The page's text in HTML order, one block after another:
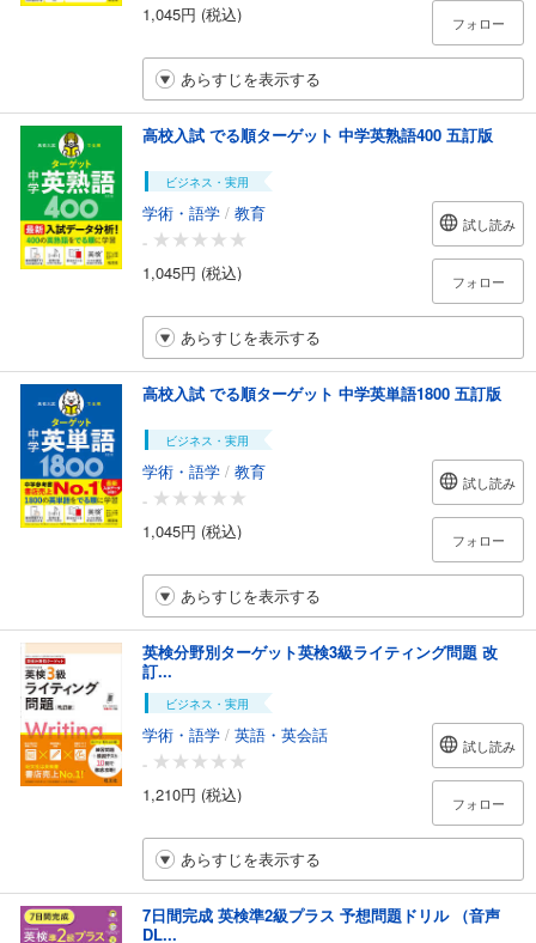
1,045円 (税込)
フォロー
あらすじを表示する
高校入試 でる順ターゲット 中学英熟語400 五訂版
ビジネス・実用
学術・語学 / 教育
-
1,045円 (税込)
試し読み
フォロー
あらすじを表示する
高校入試 でる順ターゲット 中学英単語1800 五訂版
ビジネス・実用
学術・語学 / 教育
-
1,045円 (税込)
試し読み
フォロー
あらすじを表示する
英検分野別ターゲット英検3級ライティング問題 改
訂...
ビジネス・実用
学術・語学 / 英語・英会話
-
1,210円 (税込)
試し読み
フォロー
あらすじを表示する
7日間完成 英検準2級プラス 予想問題ドリル （音声
DL...